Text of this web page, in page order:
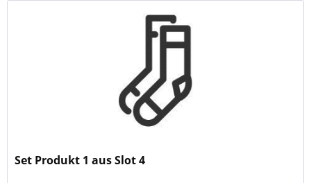
Set Produkt 1 aus Slot 4